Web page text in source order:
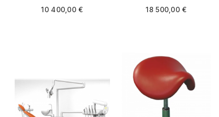
CHIROMEGA DUET SU
INSTRUMENTAIS IŠ VIRŠAUS
10 400,00 €
NICE TOUCH
18 500,00 €